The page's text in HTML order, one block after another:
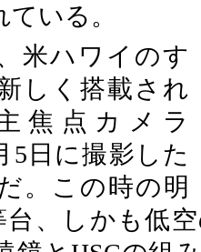
いる。
米ハワイのす
しく搭載され
焦点カメラ
5日に撮影した
。この時の明
台、しかも低